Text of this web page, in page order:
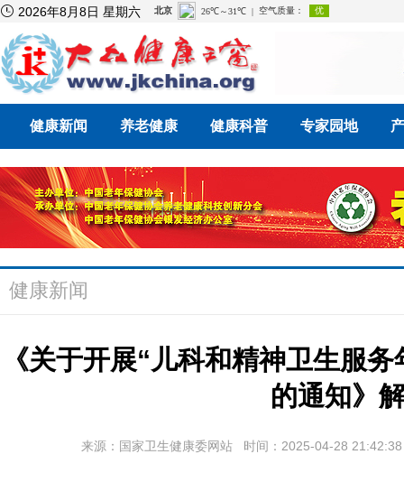
 2026年8月8日 星期六
健康新闻 养老健康 健康科普 专家园地
健康新闻
《关于开展“儿科和精神卫生服
的通知》
来源：国家卫生健康委网站 时间：2025-04-28